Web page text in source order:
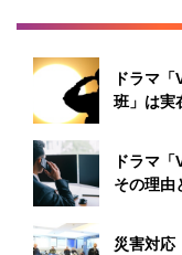
ドラマ
班」は実
ドラマ
その理
災害対